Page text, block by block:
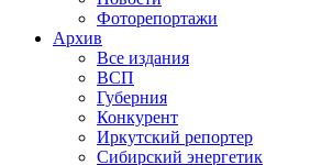
Фоторепортажи
Архив
Все издания
ВСП
Губерния
Конкурент
Иркутский репортер
Сибирский энергетик